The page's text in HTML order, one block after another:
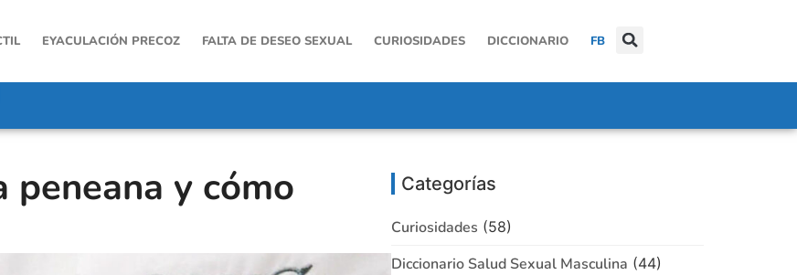
EYACULACIÓN PRECOZ FALTA DE DESEO SEXUAL CURIOSIDADES DICCIONARIO FB
peneana y cómo
Categorías
Curiosidades (58)
Diccionario Salud Sexual Masculina (44)